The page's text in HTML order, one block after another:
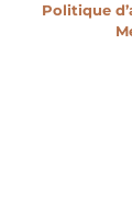
Politique